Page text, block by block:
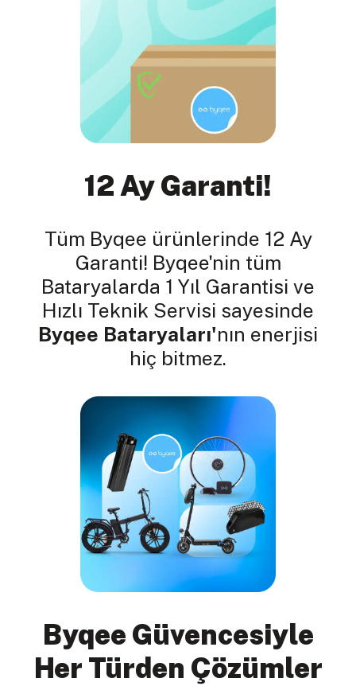
12 Ay Garanti!
Tüm Byqee ürünlerinde 12 Ay
Garanti! Byqee'nin tüm
Bataryalarda 1 Yıl Garantisi ve
Hızlı Teknik Servisi sayesinde
Byqee Bataryaları'nın enerjisi
hiç bitmez.
Byqee Güvencesiyle
Her Türden Çözümler